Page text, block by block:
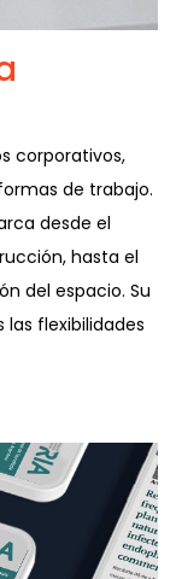
corporativos,
de trabajo.
desde el
hasta el
del espacio. Su
flexibilidades